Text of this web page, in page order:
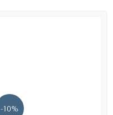
-10%